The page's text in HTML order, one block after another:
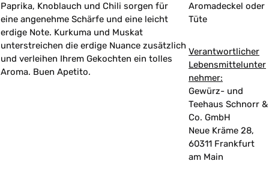
Paprika, Knoblauch und Chili sorgen für
eine angenehme Schärfe und eine leicht
erdige Note. Kurkuma und Muskat
unterstreichen die erdige Nuance zusätzlich
und verleihen Ihrem Gekochten ein tolles
Aroma. Buen Apetito.
Aromadeckel oder
Tüte
Verantwortlicher
Lebensmittelunter
nehmer:
Gewürz- und
Teehaus Schnorr &
Co. GmbH
Neue Kräme 28,
60311 Frankfurt
am Main